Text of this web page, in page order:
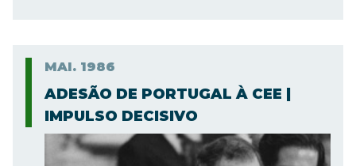
MAI. 1986
ADESÃO DE PORTUGAL À CEE |
IMPULSO DECISIVO